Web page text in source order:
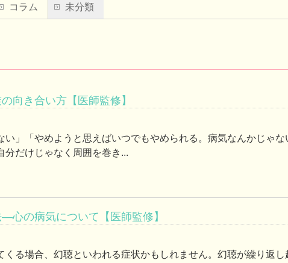
向き合い方【医師監修】
い」「やめようと思えばいつでもやめられる。病気なんかじゃ
分だけじゃなく周囲を巻き...
心の病気について【医師監修】
る場合、幻聴といわれる症状かもしれません。幻聴が繰り返し
コラム 未分類